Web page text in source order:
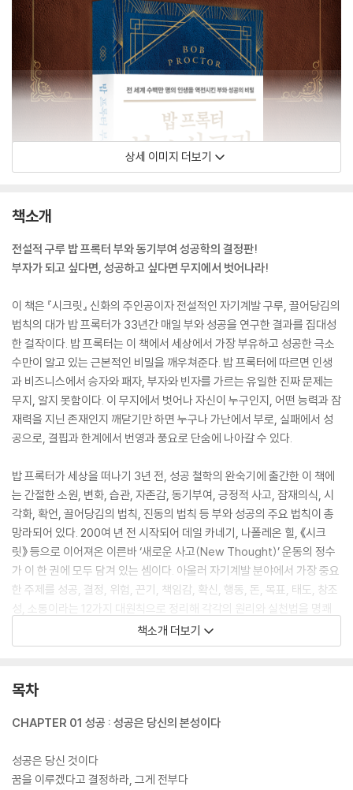
상세 이미지 더보기
책소개
전설적 구루 밥 프록터 부와 동기부여 성공학의 결정판!
부자가 되고 싶다면, 성공하고 싶다면 무지에서 벗어나라!
이 책은 『시크릿』 신화의 주인공이자 전설적인 자기계발 구루, 끌어당김의
법칙의 대가 밥 프록터가 33년간 매일 부와 성공을 연구한 결과를 집대성
한 걸작이다. 밥 프록터는 이 책에서 세상에서 가장 부유하고 성공한 극소
수만이 알고 있는 근본적인 비밀을 깨우쳐준다. 밥 프록터에 따르면 인생
과 비즈니스에서 승자와 패자, 부자와 빈자를 가르는 유일한 진짜 문제는
무지, 알지 못함이다. 이 무지에서 벗어나 자신이 누구인지, 어떤 능력과 잠
재력을 지닌 존재인지 깨닫기만 하면 누구나 가난에서 부로, 실패에서 성
공으로, 결핍과 한계에서 번영과 풍요로 단숨에 나아갈 수 있다.
밥 프록터가 세상을 떠나기 3년 전, 성공 철학의 완숙기에 출간한 이 책에
는 간절한 소원, 변화, 습관, 자존감, 동기부여, 긍정적 사고, 잠재의식, 시
각화, 확언, 끌어당김의 법칙, 진동의 법칙 등 부와 성공의 주요 법칙이 총
망라되어 있다. 200여 년 전 시작되어 데일 카네기, 나폴레온 힐, 《시크
릿》 등으로 이어져온 이른바 ‘새로운 사고(New Thought)’ 운동의 정수
가 이 한 권에 모두 담겨 있는 셈이다. 아울러 자기계발 분야에서 가장 중요
한 주제를 성공, 결정, 위험, 끈기, 책임감, 확신, 행동, 돈, 목표, 태도, 창조
성, 소통이라는 12가지 대원칙으로 정리해 각각의 원리와 실천법을 명쾌
하게 설명해준다. 한마디로 이 책은 부와 동기부여 성공학의 종합선물세트
이자 결정판이다. 이 책에서 알려주는 지혜와 조언을 따르기만 하면 돈, 자
부와 성공을 반드시 보장받을 것이라고 밥 프록터는 단언한다.
책소개 더보기
목차
CHAPTER 01 성공 : 성공은 당신의 본성이다
성공은 당신 것이다
꿈을 이루겠다고 결정하라, 그게 전부다